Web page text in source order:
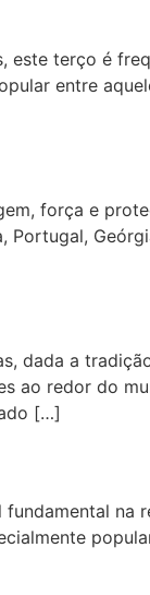
terço é
entre
força e
Portugal,
dada a
ao redor do
[…]
na